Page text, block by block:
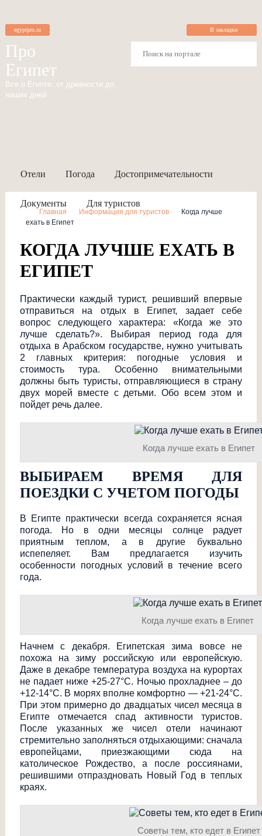
egyptpro.ru
Про
Египет
Все о Египте: от древности до
наших дней
В закладки
Отели Погода Достопримечательности
Документы Для туристов
Главная Информация для туристов
Когда лучше
ехать в Египет
КОГДА ЛУЧШЕ ЕХАТЬ В
ЕГИПЕТ
Практически каждый турист, решивший впервые
отправиться на отдых в Египет, задает себе
вопрос следующего характера: «Когда же это
лучше сделать?». Выбирая период года для
отдыха в Арабском государстве, нужно учитывать
2 главных критерия: погодные условия и
стоимость тура. Особенно внимательными
должны быть туристы, отправляющиеся в страну
двух морей вместе с детьми. Обо всем этом и
пойдет речь далее.
Когда лучше ехать в Египет
ВЫБИРАЕМ ВРЕМЯ ДЛЯ
ПОЕЗДКИ С УЧЕТОМ ПОГОДЫ
В Египте практически всегда сохраняется ясная
погода. Но в одни месяцы солнце радует
приятным теплом, а в другие буквально
испепеляет. Вам предлагается изучить
особенности погодных условий в течение всего
года.
Когда лучше ехать в Египет
Начнем с декабря. Египетская зима вовсе не
похожа на зиму российскую или европейскую.
Даже в декабре температура воздуха на курортах
не падает ниже +25-27°С. Ночью прохладнее – до
+12-14°С. В морях вполне комфортно — +21-24°С.
При этом примерно до двадцатых чисел месяца в
Египте отмечается спад активности туристов.
После указанных же чисел отели начинают
стремительно заполняться отдыхающими: сначала
европейцами, приезжающими сюда на
католическое Рождество, а после россиянами,
решившими отпраздновать Новый Год в теплых
краях.
Советы тем, кто едет в Египет